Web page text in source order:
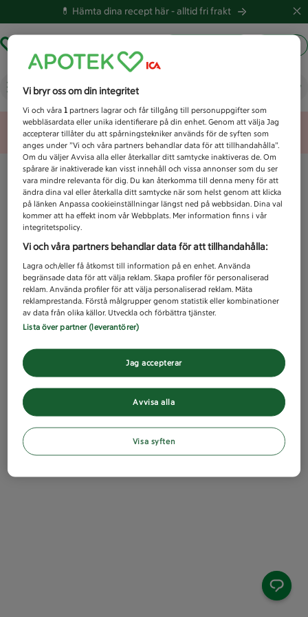
💊 Hämta dina recept här -alltid fri frakt
Vad letar du efter idag?
Unknown error
Vi bryr oss om din integritet
Vi och våra1 partners lagrar och får tillgång till personuppgifter som
webbläsardata eller unika identifierare på din enhet. Genom att välja Jag
accepterar tillåter du att spårningstekniker används för de syften som
anges under ”Vi och våra partners behandlar data för att tillhandahålla”.
Om du väljer Avvisa alla eller återkallar ditt samtycke inaktiveras de. Om
spårare är inaktiverade kan visst innehåll och vissa annonser som du ser
vara mindre relevanta för dig. Du kan återkomma till denna meny för att
ändra dina val eller återkalla ditt samtycke när som helst genom att klicka
på länken Anpassa cookieinställningar längst ned på webbsidan. Dina val
kommer att ha effekt inom vår Webbplats. Mer information finns i vår
integritetspolicy.
Vi och våra partners behandlar data för att tillhandahålla:
Lagra och/eller få åtkomst till information på en enhet. Använda
begränsade data för att välja reklam. Skapa profiler för personaliserad
reklam. Använda profiler för att välja personaliserad reklam. Mäta
reklamprestanda. Förstå målgrupper genom statistik eller kombinationer
av data från olika källor. Utveckla och förbättra tjänster.
Lista över partner (leverantörer)
Avvisa alla
Jag accepterar
Visa syften